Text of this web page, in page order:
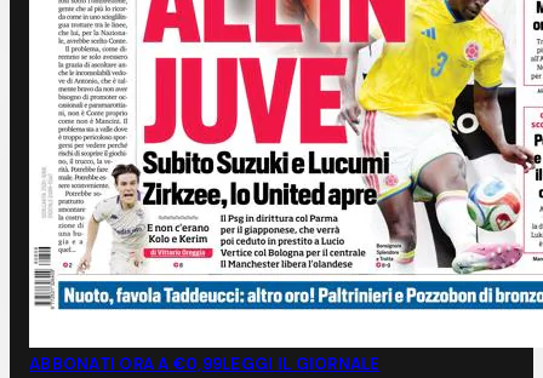
ABBONATI ORA A €0,99LEGGI IL GIORNALE